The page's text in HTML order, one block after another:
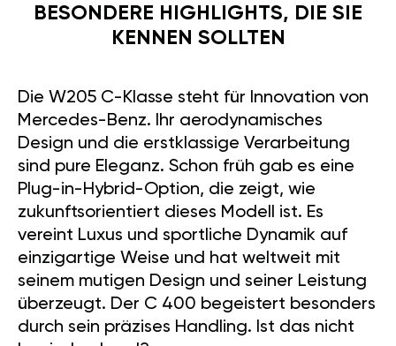
BESONDERE HIGHLIGHTS, DIE SIE
KENNEN SOLLTEN
Die W205 C-Klasse steht für Innovation von
Mercedes-Benz. Ihr aerodynamisches
Design und die erstklassige Verarbeitung
sind pure Eleganz. Schon früh gab es eine
Plug-in-Hybrid-Option, die zeigt, wie
zukunftsorientiert dieses Modell ist. Es
vereint Luxus und sportliche Dynamik auf
einzigartige Weise und hat weltweit mit
seinem mutigen Design und seiner Leistung
überzeugt. Der C 400 begeistert besonders
durch sein präzises Handling. Ist das nicht